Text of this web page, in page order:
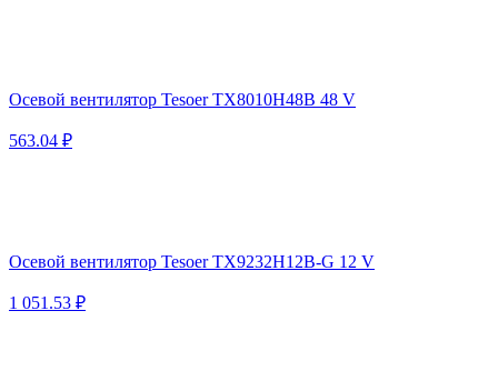
Осевой вентилятор Tesoer TX8010H48B 48 V
563.04 ₽
Осевой вентилятор Tesoer TX9232H12B-G 12 V
1 051.53 ₽